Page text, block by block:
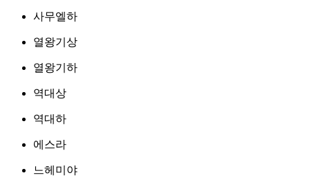
사무엘하
열왕기상
열왕기하
역대상
역대하
에스라
느헤미야